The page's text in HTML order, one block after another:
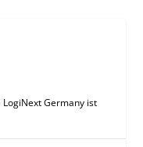
Germany ist